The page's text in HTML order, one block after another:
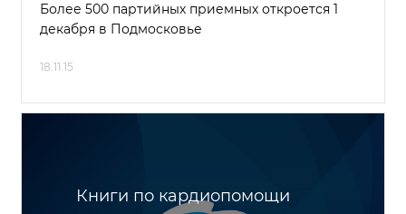
Более 500 партийных приемных откроется 1
декабря в Подмосковье
18.11.15
Книги по кардиопомощи